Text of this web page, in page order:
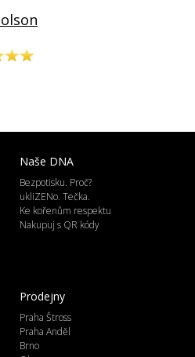
Naše DNA
Bezpotisku. Proč?
ukliZENo. Tečka.
Ke kořenům respektu
Nakupuj s QR kódy
Prodejny
Praha Štross
Praha Anděl
Brno